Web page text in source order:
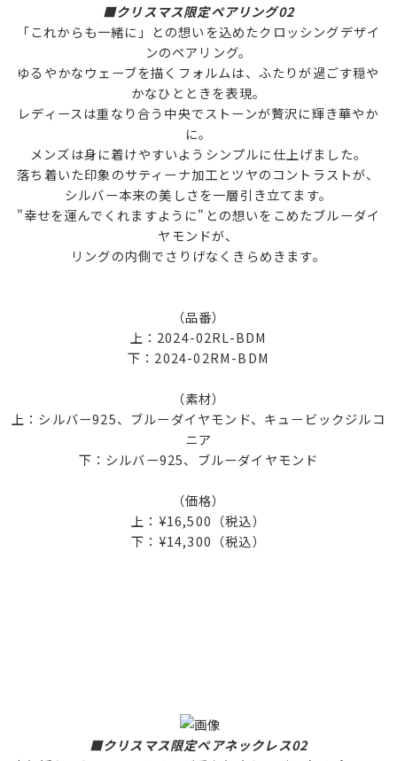
■クリスマス限定ペアリング02
「これからも一緒に」との想いを込めたクロッシングデザイ
ンのペアリング。
ゆるやかなウェーブを描くフォルムは、ふたりが過ごす穏や
かなひとときを表現。
レディースは重なり合う中央でストーンが贅沢に輝き華やか
に。
メンズは身に着けやすいようシンプルに仕上げました。
落ち着いた印象のサティーナ加工とツヤのコントラストが、
シルバー本来の美しさを一層引き立てます。
"幸せを運んでくれますように"との想いをこめたブルーダイ
ヤモンドが、
リングの内側でさりげなくきらめきます。
（品番）
上：2024-02RL-BDM
下：2024-02RM-BDM
（素材）
上：シルバー925、ブルーダイヤモンド、キュービックジルコ
ニア
下：シルバー925、ブルーダイヤモンド
（価格）
上：¥16,500（税込）
下：¥14,300（税込）
■クリスマス限定ペアネックレス02